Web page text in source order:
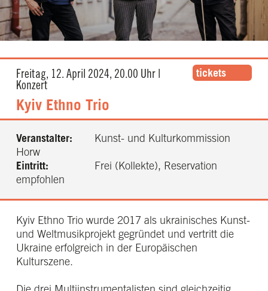
Freitag, 12. April 2024, 20.00 Uhr |
Konzert
Kyiv Ethno Trio
tickets
Veranstalter:
Kunst- und Kulturkommission
Horw
Eintritt:
Frei (Kollekte), Reservation
empfohlen
Kyiv Ethno Trio wurde 2017 als ukrainisches Kunst-
und Weltmusikprojekt gegründet und vertritt die
Ukraine erfolgreich in der Europäischen
Kulturszene.